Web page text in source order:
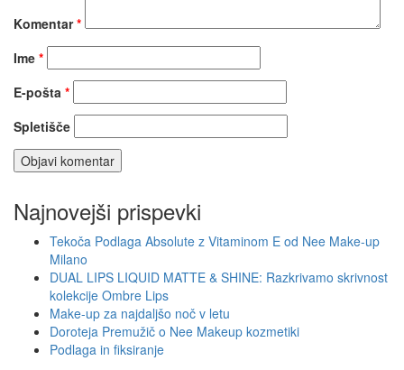
Komentar*
Ime *
E-pošta *
Spletišče
Najnovejši prispevki
Tekoča Podlaga Absolute z Vitaminom E od Nee Make-up
Milano
DUAL LIPS LIQUID MATTE & SHINE: Razkrivamo skrivnost
kolekcije Ombre Lips
Make-up za najdaljšo noč v letu
Doroteja Premužič o Nee Makeup kozmetiki
Podlaga in fiksiranje